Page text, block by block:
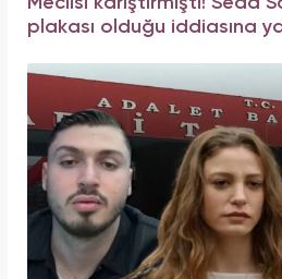
plakası olduğu iddiasına